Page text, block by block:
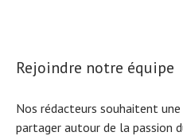
Rejoindre notre équipe
Nos rédacteurs souhaitent
partager autour de la passion